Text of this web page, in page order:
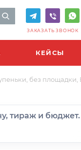
ЗАКАЗАТЬ ЗВОНОК
КЕЙСЫ
без площадки,
тираж и бюджет.